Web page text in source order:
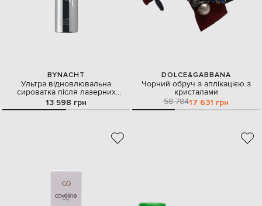
BYNACHT
Ультра відновлювальна
сироватка після лазерних
процедур 30 мл
13 598 грн
DOLCE&GABBANA
Чорний обруч з аплікацією з
кристалами
58 78417 631 грн